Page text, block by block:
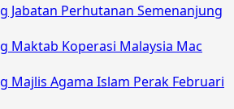
Jabatan Perhutanan Semenanjung
Maktab Koperasi Malaysia Mac
Majlis Agama Islam Perak Februari